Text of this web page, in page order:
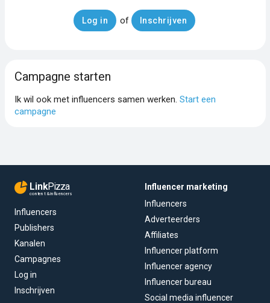
Log in of Inschrijven
Campagne starten
Ik wil ook met influencers samen werken. Start een
campagne
LinkPizza
content & influencers
Influencers
Publishers
Kanalen
Campagnes
Log in
Inschrijven
Influencer marketing
Influencers
Adverteerders
Affiliates
Influencer platform
Influencer agency
Influencer bureau
Social media influencer